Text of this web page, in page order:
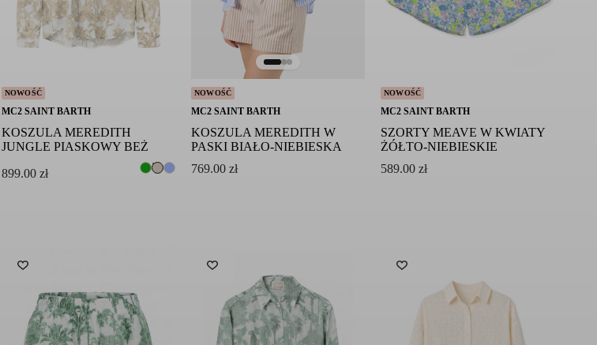
NOWOŚĆ
MC2 SAINT BARTH
KOSZULA MEREDITH
JUNGLE PIASKOWY BEŻ
899.00 zł
NOWOŚĆ
MC2 SAINT BARTH
KOSZULA MEREDITH W
PASKI BIAŁO-NIEBIESKA
769.00 zł
NOWOŚĆ
MC2 SAINT BARTH
SZORTY MEAVE W KWIATY
ŻÓŁTO-NIEBIESKIE
589.00zł